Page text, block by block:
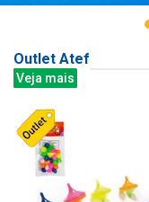
Outlet Atef
Veja mais